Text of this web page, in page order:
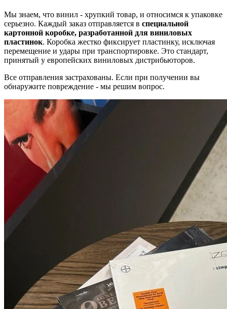
Мы знаем, что винил - хрупкий товар, и относимся к упаковке
серьезно. Каждый заказ отправляется в специальной
картонной коробке, разработанной для виниловых
пластинок. Коробка жестко фиксирует пластинку, исключая
перемещение и удары при транспортировке. Это стандарт,
принятый у европейских виниловых дистрибьюторов.
Все отправления застрахованы. Если при получении вы
обнаружите повреждение - мы решим вопрос.